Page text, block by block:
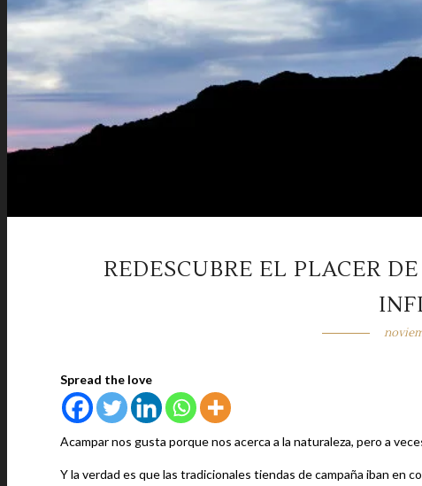
REDESCUBRE EL PLACER
Spread the love
Acampar nos gusta porque nos acerca a la naturaleza, pero a
Y la verdad es que las tradicionales tiendas de campaña iban en